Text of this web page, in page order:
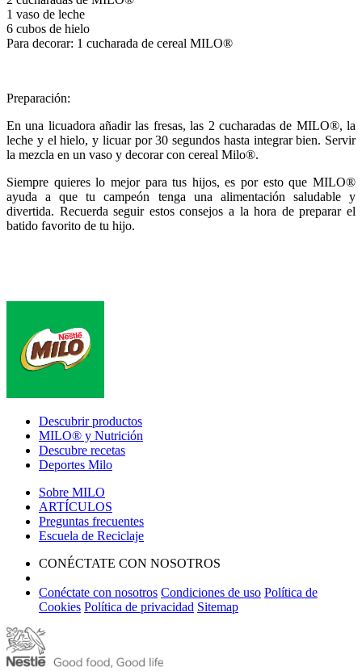
1 vaso de leche
6 cubos de hielo
Para decorar: 1 cucharada de cereal MILO®
Preparación:
En una licuadora añadir las fresas, las 2 cucharadas de MILO®, la
leche y el hielo, y licuar por 30 segundos hasta integrar bien. Servir
la mezcla en un vaso y decorar con cereal Milo®.
Siempre quieres lo mejor para tus hijos, es por esto que MILO®
ayuda a que tu campeón tenga una alimentación saludable y
divertida. Recuerda seguir estos consejos a la hora de preparar el
batido favorito de tu hijo.
Footer
Descubrir productos
MILO® y Nutrición
Descubre recetas
Deportes Milo
Sobre MILO
ARTÍCULOS
Preguntas frecuentes
Escuela de Reciclaje
CONÉCTATE CON NOSOTROS
Conéctate con nosotros Condiciones de uso Política de
Cookies Política de privacidad Sitemap